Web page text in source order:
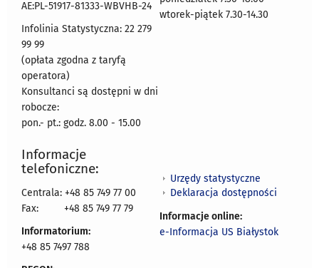
AE:PL-51917-81333-WBVHB-24
Infolinia Statystyczna: 22 279
99 99
(opłata zgodna z taryfą
operatora)
Konsultanci są dostępni w dni
robocze:
pon.- pt.: godz. 8.00 - 15.00
wtorek-piątek 7.30-14.30
Informacje
telefoniczne:
Centrala: +48 85 749 77 00
Fax:
+48 85 749 77 79
Informatorium:
+48 85 7497 788
Urzędy statystyczne
Deklaracja dostępności
Informacje online:
e-Informacja US Białystok